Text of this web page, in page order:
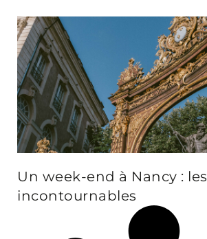
Un week-end à Nancy : les
incontournables